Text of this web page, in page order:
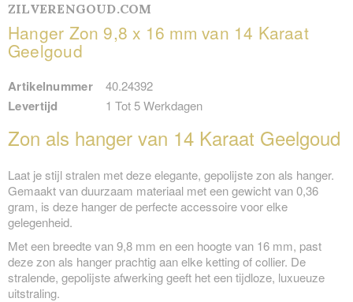
ZILVERENGOUD.COM
Hanger Zon 9,8 x 16 mm van 14 Karaat
Geelgoud
Artikelnummer 40.24392
Levertijd 1 Tot 5 Werkdagen
Zon als hanger van 14 Karaat Geelgoud
Laat je stijl stralen met deze elegante, gepolijste zon als hanger.
Gemaakt van duurzaam materiaal met een gewicht van 0,36
gram, is deze hanger de perfecte accessoire voor elke
gelegenheid.
Met een breedte van 9,8 mm en een hoogte van 16 mm, past
deze zon als hanger prachtig aan elke ketting of collier. De
stralende, gepolijste afwerking geeft het een tijdloze, luxueuze
uitstraling.